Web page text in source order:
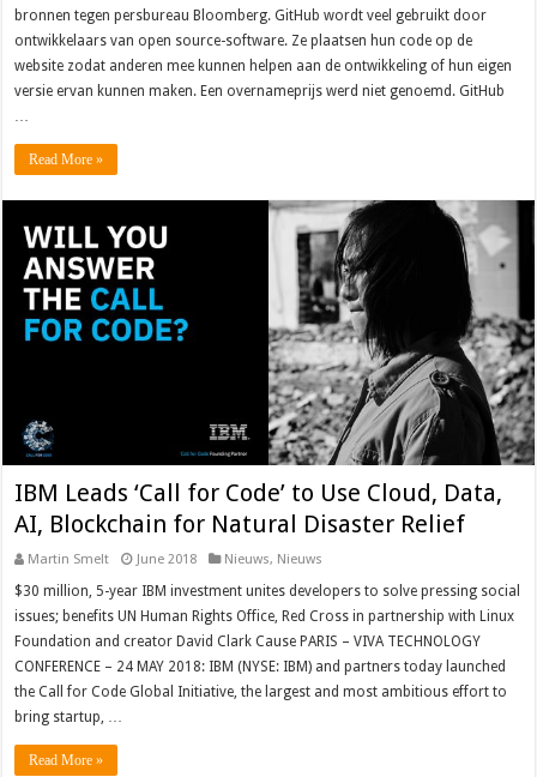
bronnen tegen persbureau Bloomberg. GitHub wordt veel gebruikt door
ontwikkelaars van open source-software. Ze plaatsen hun code op de
website zodat anderen mee kunnen helpen aan de ontwikkeling of hun eigen
versie ervan kunnen maken. Een overnameprijs werd niet genoemd. GitHub
Read More »
IBM Leads ‘Call for Code’ to Use Cloud, Data,
AI, Blockchain for Natural Disaster Relief
Martin Smelt June 2018 Nieuws, Nieuws
$30 million, 5-year IBM investment unites developers to solve pressing social
issues; benefits UN Human Rights Office, Red Cross in partnership with Linux
Foundation and creator David Clark Cause PARIS – VIVA TECHNOLOGY
CONFERENCE – 24 MAY 2018: IBM (NYSE: IBM) and partners today launched
the Call for Code Global Initiative, the largest and most ambitious effort to
bring startup, …
Read More »